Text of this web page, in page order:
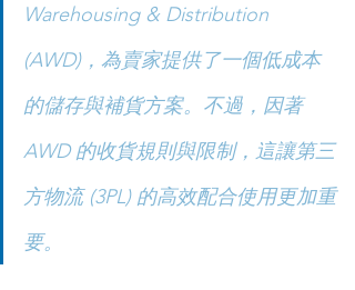
Warehousing & Distribution
(AWD)，為賣家提供了一個低成本
的儲存與補貨方案。不過，因著
AWD 的收貨規則與限制，這讓第三
方物流 (3PL) 的高效配合使用更加重
要。